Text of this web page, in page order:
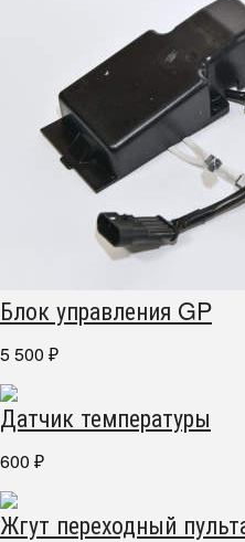
Блок управления GP
5 500 ₽
Датчик температуры
600 ₽
Жгут переходный